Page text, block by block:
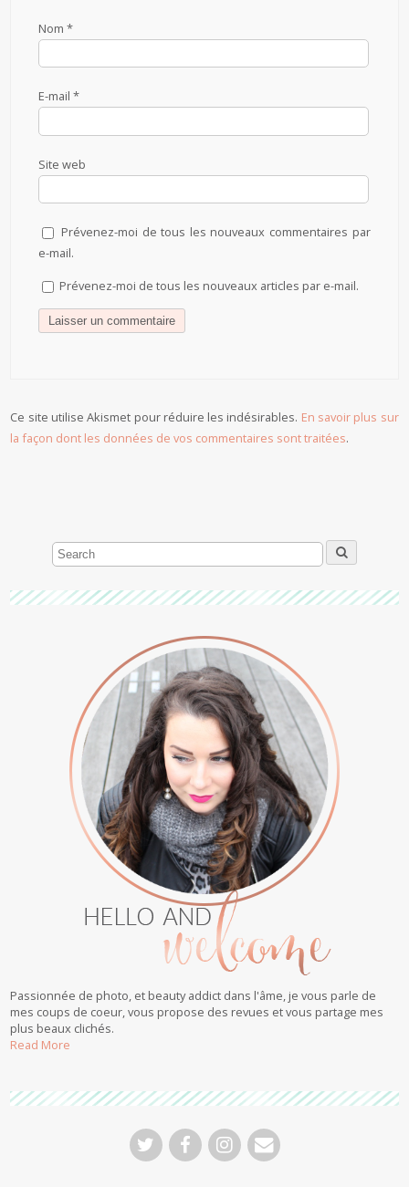
Nom*
E-mail*
Site web
Prévenez-moi de tous les nouveaux commentaires par
e-mail.
Prévenez-moi de tous les nouveaux articles par e-mail.
Ce site utilise Akismet pour réduire les indésirables. En savoir plus sur
la façon dont les données de vos commentaires sont traitées.
Passionnée de photo, et beauty addict dans l'âme, je vous parle de
mes coups de coeur, vous propose des revues et vous partage mes
plus beaux clichés.
Read More